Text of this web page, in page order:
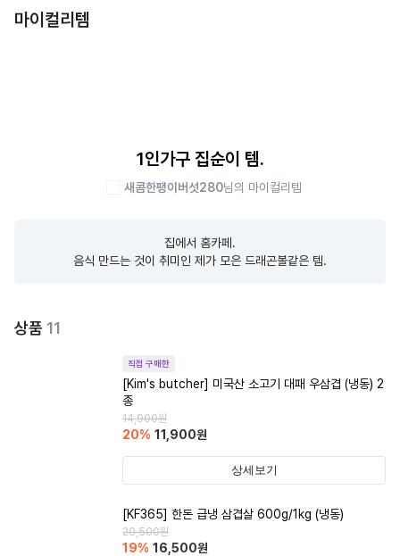
마이컬리템
1인가구 집순이 템.
새콤한팽이버섯280님의 마이컬리템
집에서 홈카페.
음식 만드는 것이 취미인 제가 모은 드래곤볼같은 템.
상품 11
직접 구매한
[Kim's butcher] 미국산 소고기 대패 우삼겹 (냉동) 2
종
14,900원
20% 11,900원
상세보기
[KF365] 한돈 급냉 삼겹살 600g/1kg (냉동)
20,500원
19% 16,500원